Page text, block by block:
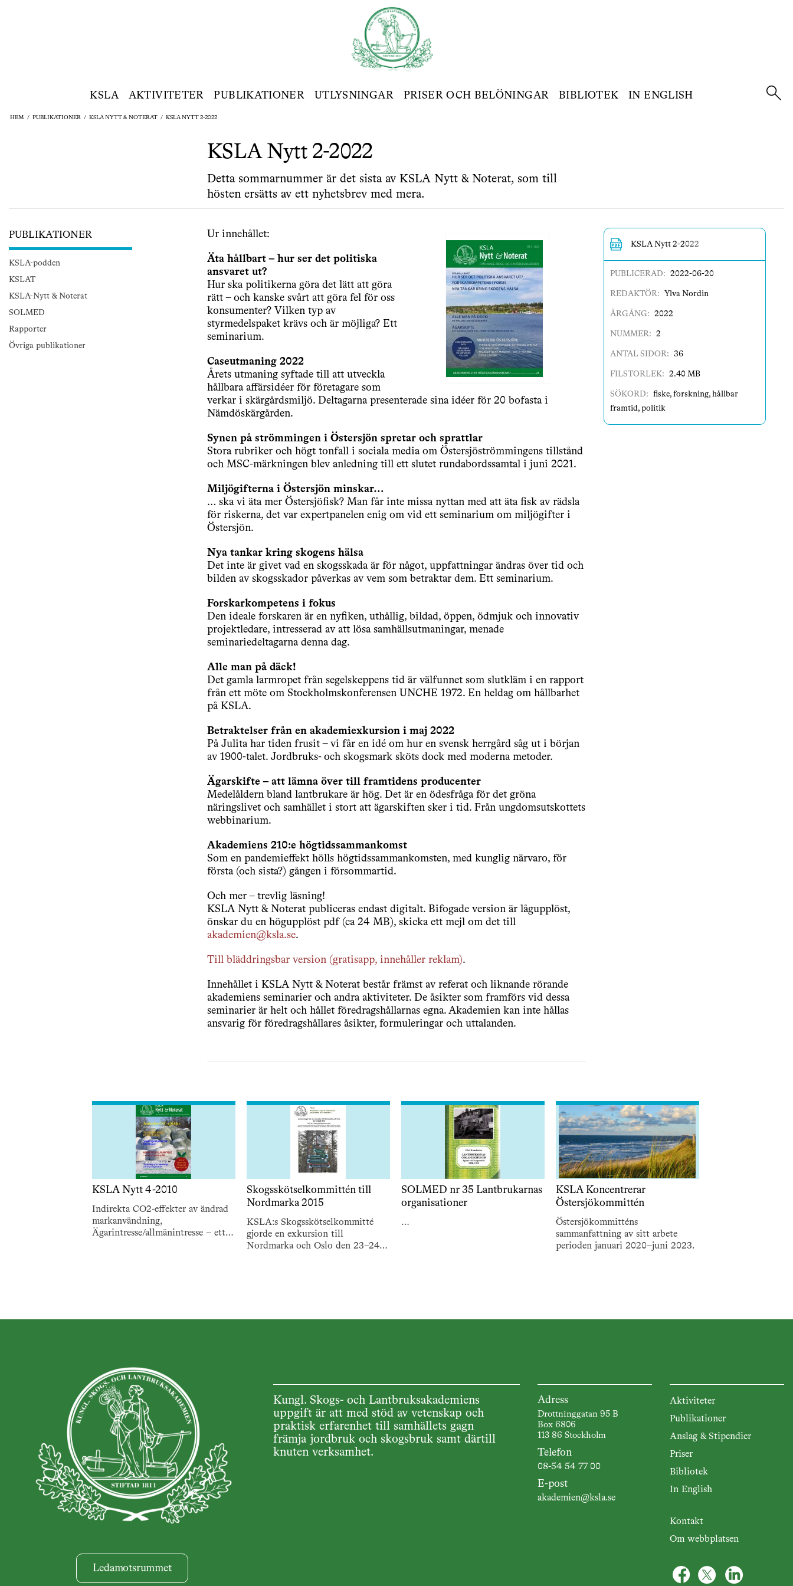
KSLA AKTIVITETER PUBLIKATIONER UTLYSNINGAR PRISER OCH BELÖNINGAR BIBLIOTEK IN ENGLISH
HEM / PUBLIKATIONER / KSLA NYTT & NOTERAT / KSLA NYTT 2-2022
KSLA Nytt 2-2022
Detta sommarnummer är det sista av KSLA Nytt & Noterat, som till
hösten ersätts av ett nyhetsbrev med mera.
PUBLIKATIONER
KSLA-podden
KSLAT
KSLA-Nytt & Noterat
SOLMED
Rapporter
Övriga publikationer
Ur innehållet:
Äta hållbart – hur ser det politiska
ansvaret ut?
Hur ska politikerna göra det lätt att göra
rätt – och kanske svårt att göra fel för oss
konsumenter? Vilken typ av
styrmedelspaket krävs och är möjliga? Ett
seminarium.
Caseutmaning 2022
Årets utmaning syftade till att utveckla
hållbara affärsidéer för företagare som
verkar i skärgårdsmiljö. Deltagarna presenterade sina idéer för 20 bofasta i
Nämdöskärgården.
Synen på strömmingen i Östersjön spretar och sprattlar
Stora rubriker och högt tonfall i sociala media om Östersjöströmmingens tillstånd
och MSC-märkningen blev anledning till ett slutet rundabordssamtal i juni 2021.
Miljögifterna i Östersjön minskar…
… ska vi äta mer Östersjöfisk? Man får inte missa nyttan med att äta fisk av rädsla
för riskerna, det var expertpanelen enig om vid ett seminarium om miljögifter i
Östersjön.
Nya tankar kring skogens hälsa
Det inte är givet vad en skogsskada är för något, uppfattningar ändras över tid och
bilden av skogsskador påverkas av vem som betraktar dem. Ett seminarium.
Forskarkompetens i fokus
Den ideale forskaren är en nyfiken, uthållig, bildad, öppen, ödmjuk och innovativ
projektledare, intresserad av att lösa samhällsutmaningar, menade
seminariedeltagarna denna dag.
Alle man på däck!
Det gamla larmropet från segelskeppens tid är välfunnet som slutkläm i en rapport
från ett möte om Stockholmskonferensen UNCHE 1972. En heldag om hållbarhet
på KSLA.
Betraktelser från en akademiexkursion i maj 2022
På Julita har tiden frusit – vi får en idé om hur en svensk herrgård såg ut i början
av 1900-talet. Jordbruks- och skogsmark sköts dock med moderna metoder.
Ägarskifte – att lämna över till framtidens producenter
Medelåldern bland lantbrukare är hög. Det är en ödesfråga för det gröna
näringslivet och samhället i stort att ägarskiften sker i tid. Från ungdomsutskottets
webbinarium.
Akademiens 210:e högtidssammankomst
Som en pandemieffekt hölls högtidssammankomsten, med kunglig närvaro, för
första (och sista?) gången i försommartid.
Och mer – trevlig läsning!
KSLA Nytt & Noterat publiceras endast digitalt. Bifogade version är lågupplöst,
önskar du en högupplöst pdf (ca 24 MB), skicka ett mejl om det till
akademien@ksla.se.
Till bläddringsbar version (gratisapp, innehåller reklam).
Innehållet i KSLA Nytt & Noterat består främst av referat och liknande rörande
akademiens seminarier och andra aktiviteter. De åsikter som framförs vid dessa
seminarier är helt och hållet föredragshållarnas egna. Akademien kan inte hållas
ansvarig för föredragshållares åsikter, formuleringar och uttalanden.
KSLA Nytt 2-2022
PUBLICERAD: 2022-06-20
REDAKTÖR: Ylva Nordin
ÅRGÅNG: 2022
NUMMER: 2
ANTAL SIDOR: 36
FILSTORLEK: 2.40 MB
SÖKORD: fiske, forskning, hållbar
framtid, politik
KSLA Nytt 4-2010
Indirekta CO2-effekter av ändrad
markanvändning,
Ägarintresse/allmänintresse – ett
Skogsskötselkommittén till
Nordmarka 2015
KSLA:s Skogsskötselkommitté
gjorde en exkursion till
Nordmarka och Oslo den 23–24
SOLMED nr 35 Lantbrukarnas
organisationer
…
KSLA Koncentrerar
Östersjökommittén
Östersjökommitténs
sammanfattning av sitt arbete
perioden januari 2020–juni 2023.
Ledamotsrummet
Kungl. Skogs- och Lantbruksakademiens
uppgift är att med stöd av vetenskap och
praktisk erfarenhet till samhällets gagn
främja jordbruk och skogsbruk samt därtill
knuten verksamhet.
Adress
Drottninggatan 95 B
Box 6806
113 86 Stockholm
Telefon
08-54 54 77 00
E-post
akademien@ksla.se
Aktiviteter
Publikationer
Anslag & Stipendier
Priser
Bibliotek
In English
Kontakt
Om webbplatsen